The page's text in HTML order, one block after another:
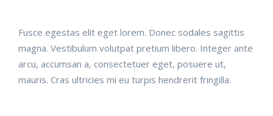
Fusce egestas elit eget lorem. Donec sodales sagittis
magna. Vestibulum volutpat pretium libero. Integer ante
arcu, accumsan a, consectetuer eget, posuere ut,
mauris. Cras ultricies mi eu turpis hendrerit fringilla.